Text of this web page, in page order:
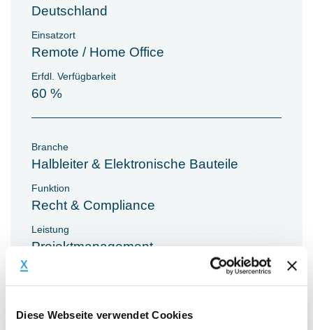
Diese Webseite verwendet Cookies
Deutschland
Einsatzort
Remote / Home Office
Erfdl. Verfügbarkeit
60 %
Branche
Halbleiter & Elektronische Bauteile
Funktion
Recht & Compliance
Leistung
Projektmanagement